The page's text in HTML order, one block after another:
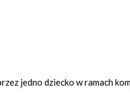
jedno dziecko w ramach